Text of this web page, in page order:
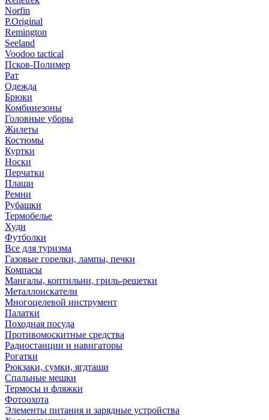
Norfin
P.Original
Remington
Seeland
Voodoo tactical
Псков-Полимер
Рат
Одежда
Брюки
Комбинезоны
Головные уборы
Жилеты
Костюмы
Куртки
Носки
Перчатки
Плащи
Ремни
Рубашки
Термобелье
Худи
Футболки
Все для туризма
Газовые горелки, лампы, печки
Компасы
Мангалы, коптильни, гриль-решетки
Металлоискатели
Многоцелевой инструмент
Палатки
Походная посуда
Противомоскитные средства
Радиостанции и навигаторы
Рогатки
Рюкзаки, сумки, ягдташи
Спальные мешки
Термосы и фляжки
Фотоохота
Элементы питания и зарядные устройства